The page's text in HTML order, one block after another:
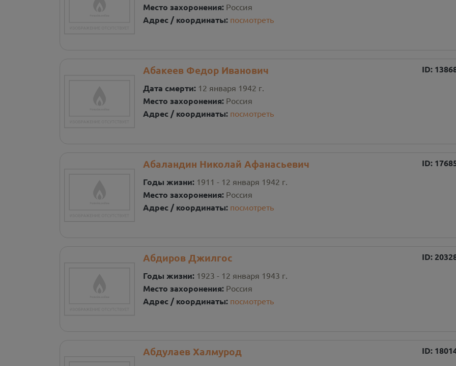
Место захоронения: Россия
Адрес / координаты: посмотреть
Абакеев Федор Иванович ID:
Дата смерти: 12 января 1942 г.
Место захоронения: Россия
Адрес / координаты: посмотреть
Абаландин Николай Афанасьевич ID:
Годы жизни: 1911 - 12 января 1942 г.
Место захоронения: Россия
Адрес / координаты: посмотреть
Абдиров Джилгос ID:
Годы жизни: 1923 - 12 января 1943 г.
Место захоронения: Россия
Адрес / координаты: посмотреть
Абдулаев Халмурод ID: